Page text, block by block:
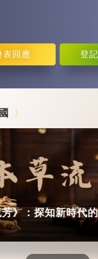
表回應 登記
》：探知新時代